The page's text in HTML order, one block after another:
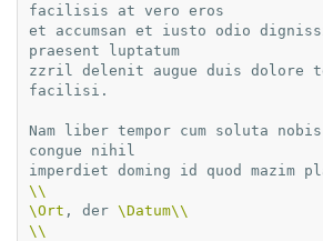
facilisis at vero eros
et accumsan et iusto odio
praesent luptatum
zzril delenit augue duis dolore
facilisi.
Nam liber tempor cum soluta
congue nihil
imperdiet doming id quod mazim
\\
\Ort , der \Datum\\
\\